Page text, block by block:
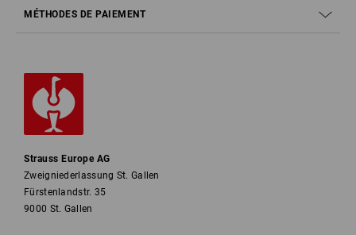
MÉTHODES DE PAIEMENT
Strauss Europe AG
Zweigniederlassung St. Gallen
Fürstenlandstr. 35
9000 St. Gallen